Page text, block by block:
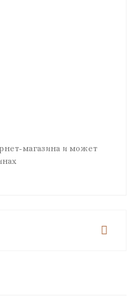
магазина и может